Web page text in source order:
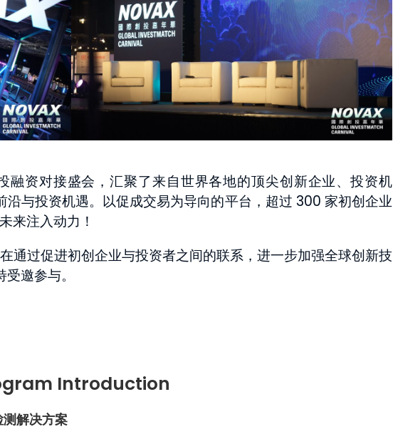
资对接盛会，汇聚了来自世界各地的顶尖创新企业、投资机
与投资机遇。以促成交易为导向的平台，超过 300 家初创企业
来注入动力！
通过促进初创企业与投资者之间的联系，进一步加强全球创新技
邀参与。
Introduction
解决方案